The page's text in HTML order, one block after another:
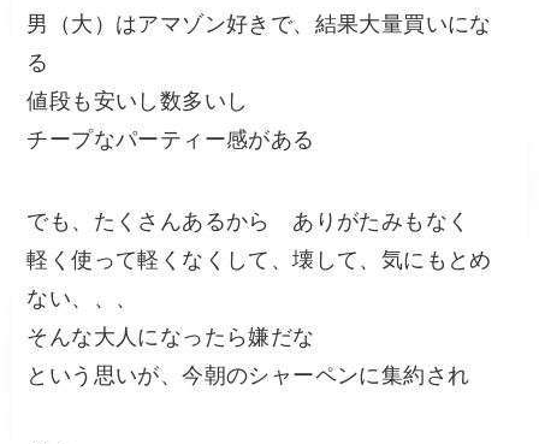
男（大）はアマゾン好きで、結果大量買いにな
る
値段も安いし数多いし
チープなパーティー感がある
でも、たくさんあるから ありがたみもなく
軽く使って軽くなくして、壊して、気にもとめ
ない、、、
そんな大人になったら嫌だな
という思いが、今朝のシャーペンに集約され